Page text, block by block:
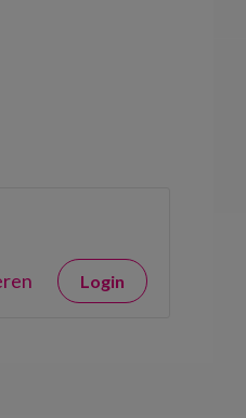
Login